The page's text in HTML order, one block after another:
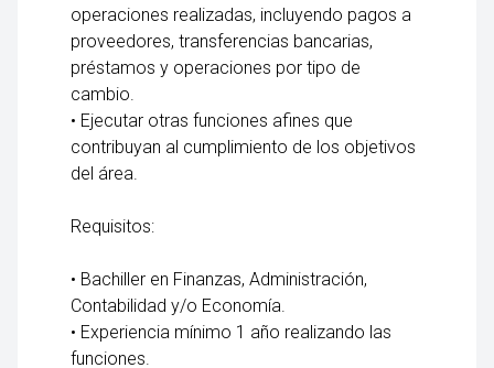
operaciones realizadas, incluyendo pagos a
proveedores, transferencias bancarias,
préstamos y operaciones por tipo de
cambio.
• Ejecutar otras funciones afines que
contribuyan al cumplimiento de los objetivos
del área.
Requisitos:
• Bachiller en Finanzas, Administración,
Contabilidad y/o Economía.
• Experiencia mínimo 1 año realizando las
funciones.